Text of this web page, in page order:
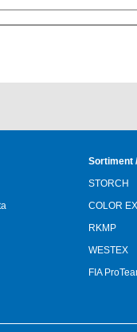
Sortiment
STORCH
COLOR
RKMP
WESTEX
FIA